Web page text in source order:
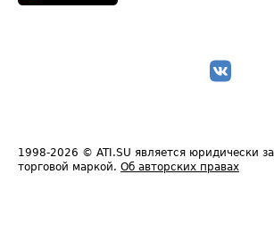
1998-2026 © ATI.SU является юридически
торговой маркой. Об авторских правах